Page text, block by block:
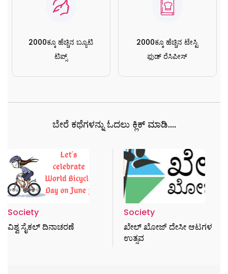
2000ಕ್ಕೂ ಹೆಚ್ಚಿನ ಬ್ಯೂಟಿ
ಟಿಪ್ಸ್
2000ಕ್ಕೂ ಹೆಚ್ಚಿನ ಟೇಸ್ಟಿ
ಫುಡ್ ರೆಸಿಪೀಸ್
ಬೇರೆ ಕಥೆಗಳನ್ನು ಓದಲು ಕ್ಲಿಕ್ ಮಾಡಿ....
Society
ವಿಶ್ವ ಸೈಕಲ್ ದಿನಾಚರಣೆ
Society
ಖೇಲ್ ಖೋಜ್ ದೇಸೀ ಆಟಗಳ
ಉತ್ಸವ